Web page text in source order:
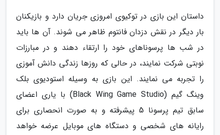
داستان این بازی در توکیوی امروزی جریان دارد و بازیکنان
بار دیگر در نقش دزدان فانتوم ظاهر می شوند. آن ها باید
در شب ها پرسوناهای خود را ارتقاء دهند و در مبارزات
نوبتی شرکت نمایند، در حالی که روزها زندگی دانش آموزی
را تجربه می نمایند. این بازی به وسیله استودیوی بلک
وینگ گیم (Black Wing Game Studio) با یاری اعضای
سابق تیم پرسونا 5 پیشرفته و به صورت انحصاری برای
رایانه های شخصی و دستگاه های موبایل عرضه خواهد